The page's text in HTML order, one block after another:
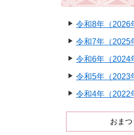
令和8年（2026
令和7年（2025
令和6年（2024
令和5年（2023
令和4年（2022
おま